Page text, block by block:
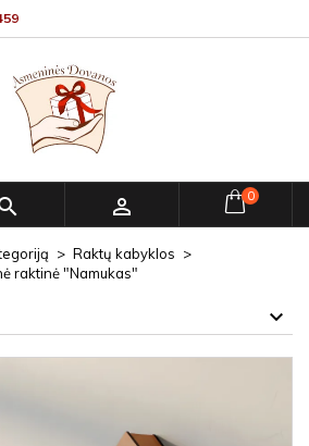
 0
Raktų kabyklos
raktinė "Namukas"